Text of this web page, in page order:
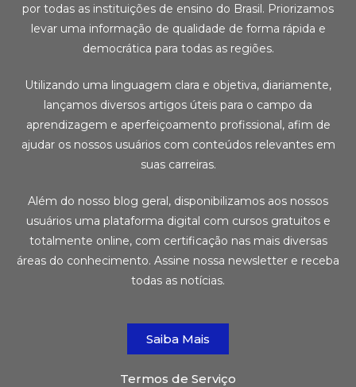
por todas as instituições de ensino do Brasil. Priorizamos
levar uma informação de qualidade de forma rápida e
democrática para todas as regiões.
Utilizando uma linguagem clara e objetiva, diariamente,
lançamos diversos artigos úteis para o campo da
aprendizagem e aperfeiçoamento profissional, afim de
ajudar os nossos usuários com conteúdos relevantes em
suas carreiras.
Além do nosso blog geral, disponibilizamos aos nossos
usuários uma plataforma digital com cursos gratuitos e
totalmente online, com certificação nas mais diversas
áreas do conhecimento. Assine nossa newsletter e receba
todas as notícias.
Saiba Mais
Termos de Serviço